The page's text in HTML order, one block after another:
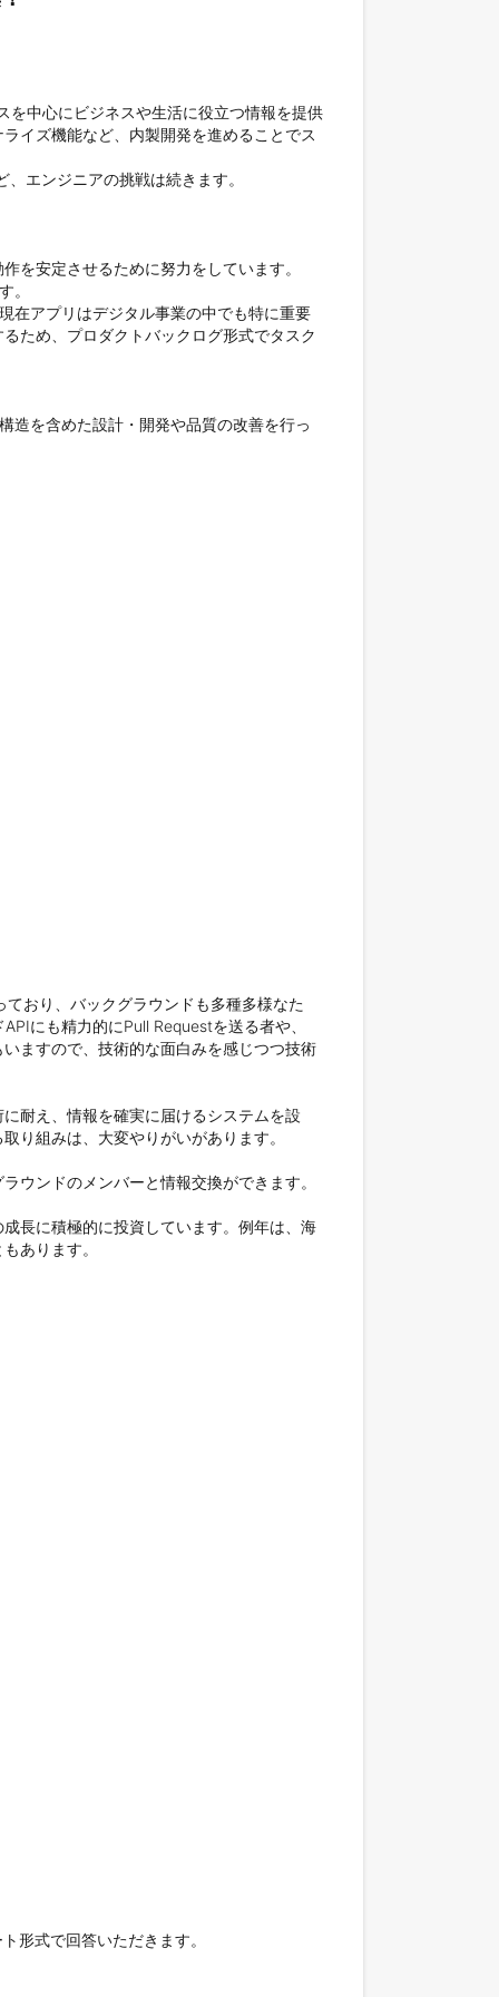
を中心にビジネスや生活に役立つ情報を提供
イズ機能など、内製開発を進めることでス
エンジニアの挑戦は続きます。
を安定させるために努力をしています。
。
在アプリはデジタル事業の中でも特に重要
ため、プロダクトバックログ形式でタスク
造を含めた設計・開発や品質の改善を行っ
おり、バックグラウンドも多種多様なた
にも精力的にPull Requestを送る者や、
ますので、技術的な面白みを感じつつ技術
耐え、情報を確実に届けるシステムを設
り組みは、大変やりがいがあります。
ウンドのメンバーと情報交換ができます。
長に積極的に投資しています。例年は、海
あります。
形式で回答いただきます。